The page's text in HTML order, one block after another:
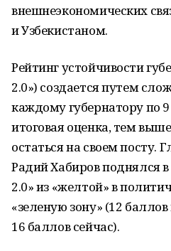
внешнеэкономических
и Узбекистаном.
Рейтинг устойчивости
2.0») создается путем
каждому губернатору по
итоговая оценка, тем
остаться на своем посту.
Радий Хабиров поднялся в
2.0» из «желтой» в
«зеленую зону» (12
16 баллов сейчас).